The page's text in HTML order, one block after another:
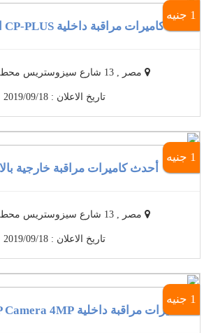
1 جنيه
كاميرات مراقبة داخلية CP-PLUS الأختيار ال ..
مصر , 13 شارع سيزوستريس محطه الرمل ..
تاريخ الاعلان : 2019/09/18
1 جنيه
أحدث كاميرات مراقبة خارجية
مصر , 13 شارع سيزوستريس محطه الرمل ..
تاريخ الاعلان : 2019/09/18
1 جنيه
كاميرات مراقبة داخلية IP Camera 4MP ماركة ZKT ..